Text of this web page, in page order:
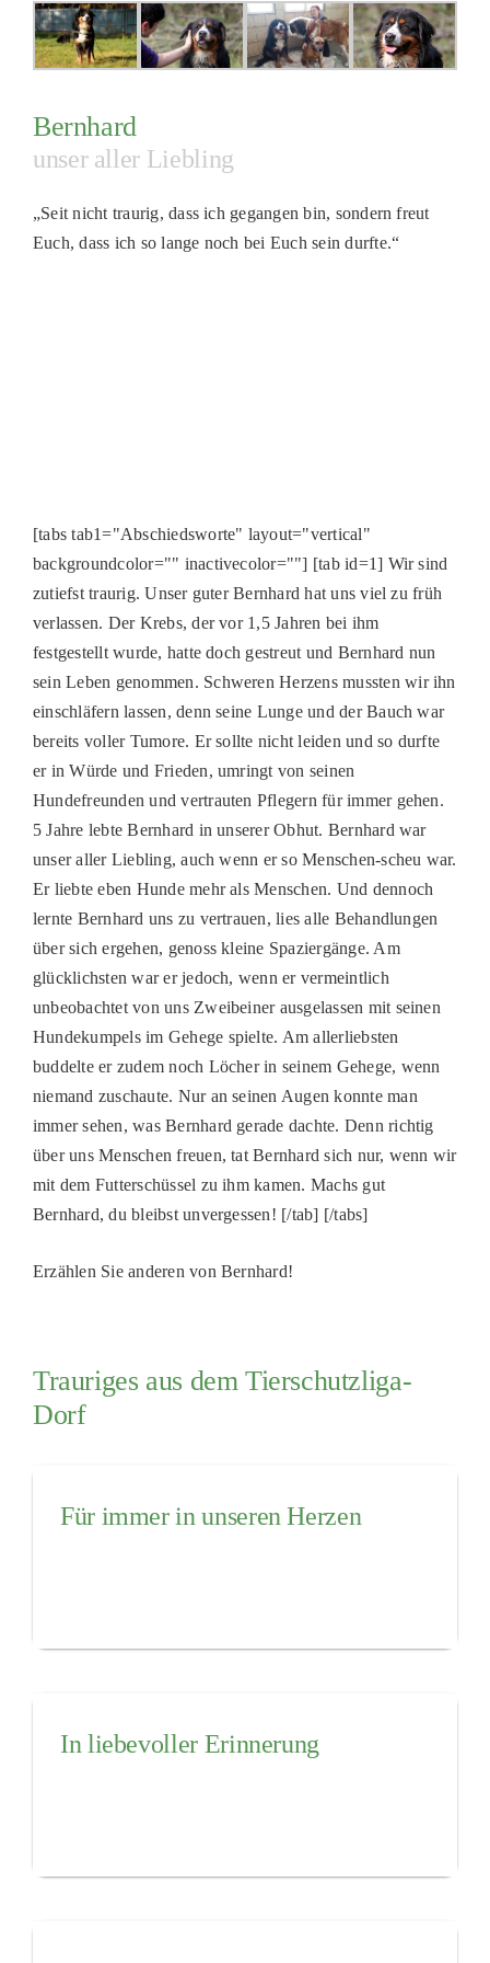
PATENSCHAFTEN
HELFER WERDEN
RATGEBER
Bernhard
unser aller Liebling
„Seit nicht traurig, dass ich gegangen bin, sondern freut
Euch, dass ich so lange noch bei Euch sein durfte.“
[tabs tab1="Abschiedsworte" layout="vertical"
backgroundcolor="" inactivecolor=""] [tab id=1] Wir sind
zutiefst traurig. Unser guter Bernhard hat uns viel zu früh
verlassen. Der Krebs, der vor 1,5 Jahren bei ihm
festgestellt wurde, hatte doch gestreut und Bernhard nun
sein Leben genommen. Schweren Herzens mussten wir ihn
einschläfern lassen, denn seine Lunge und der Bauch war
bereits voller Tumore. Er sollte nicht leiden und so durfte
er in Würde und Frieden, umringt von seinen
Hundefreunden und vertrauten Pflegern für immer gehen.
5 Jahre lebte Bernhard in unserer Obhut. Bernhard war
unser aller Liebling, auch wenn er so Menschen-scheu war.
Er liebte eben Hunde mehr als Menschen. Und dennoch
lernte Bernhard uns zu vertrauen, lies alle Behandlungen
über sich ergehen, genoss kleine Spaziergänge. Am
glücklichsten war er jedoch, wenn er vermeintlich
unbeobachtet von uns Zweibeiner ausgelassen mit seinen
Hundekumpels im Gehege spielte. Am allerliebsten
buddelte er zudem noch Löcher in seinem Gehege, wenn
niemand zuschaute. Nur an seinen Augen konnte man
immer sehen, was Bernhard gerade dachte. Denn richtig
über uns Menschen freuen, tat Bernhard sich nur, wenn wir
mit dem Futterschüssel zu ihm kamen. Machs gut
Bernhard, du bleibst unvergessen! [/tab] [/tabs]
Erzählen Sie anderen von Bernhard!
Trauriges aus dem Tierschutzliga-
Dorf
Für immer in unseren Herzen
In liebevoller Erinnerung